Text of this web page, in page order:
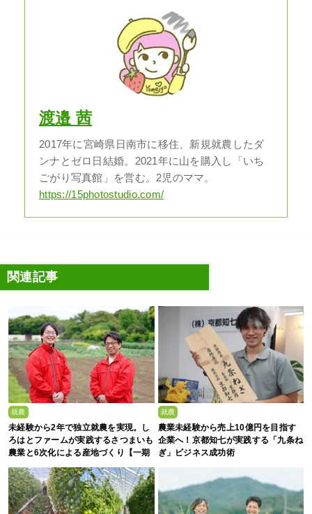
渡邉 茜
2017年に宮崎県日南市に移住、新規就農したダ
ンナとゼロ日結婚。2021年に山を購入し「いち
ごがり写真館」を営む。2児のママ。
https://15photostudio.com/
関連記事
就農
未経験から2年で独立就農を実現。し
ろはとファームが実践するさつまいも
農業と6次化による産地づくり【一期
生募集】
就農
農業未経験から売上10億円を目指す
企業へ！京都知七が実践する「九条ね
ぎ」ビジネス成功術